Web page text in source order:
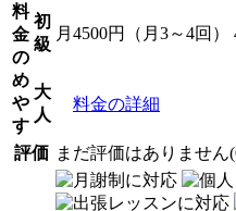
料
金
の
め
や
す
初
級
月4500円（月3～4回）
大
人
料金の詳細
評価 まだ評価はありません